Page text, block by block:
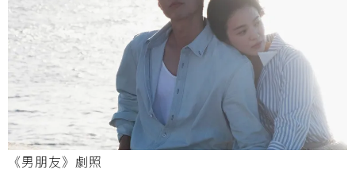
《男朋友》劇照